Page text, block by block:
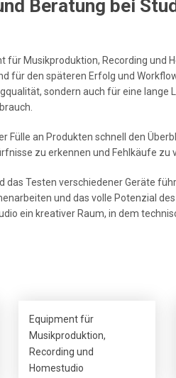
Beratung bei
für Musikproduktion, Recording und
für den späteren Erfolg und
sondern auch für eine lange
Fülle an Produkten schnell den
zu erkennen und Fehlkäufe zu
das Testen verschiedener Geräte
und das volle Potenzial
ein kreativer Raum, in dem
Equipment für
Musikproduktion,
Recording und
Homestudio